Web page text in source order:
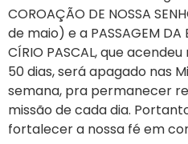
COROAÇÃO DE NOSSA
de maio) e a PASSAGEM DA
CÍRIO PASCAL, que
50 dias, será apagado nas
semana, pra permanecer
missão de cada dia.
fortalecer a nossa fé em